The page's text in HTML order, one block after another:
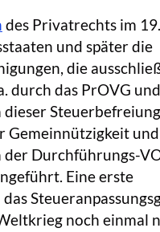
des Privatrechts im
und später die
die
durch das PrOVG
Gemeinnützigkeit und
der Durchführungs-
Eine erste
noch einmal